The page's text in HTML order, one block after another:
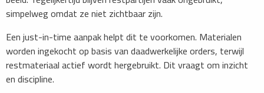
simpelweg omdat ze niet zichtbaar zijn.
Een just-in-time aanpak helpt dit te voorkomen. Materialen
worden ingekocht op basis van daadwerkelijke orders, terwijl
restmateriaal actief wordt hergebruikt. Dit vraagt om inzicht
en discipline.